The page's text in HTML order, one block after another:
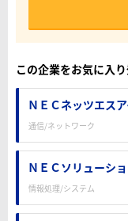
この企業をお気に入
ＮＥＣネッツエス
通信/ネットワーク
ＮＥＣソリューシ
情報処理/システム